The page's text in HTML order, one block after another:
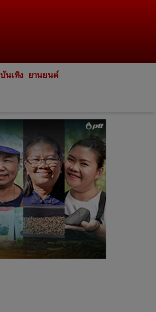
บันเทิง ยานยนต์